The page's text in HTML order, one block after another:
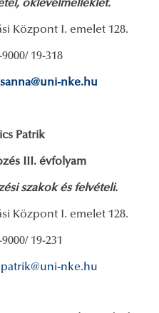
oklevélmelléklet.
Központ I. emelet 128.
19-318
nke.hu
Patrik
III. évfolyam
szakok és felvételi.
Központ I. emelet 128.
19-231
nke.hu